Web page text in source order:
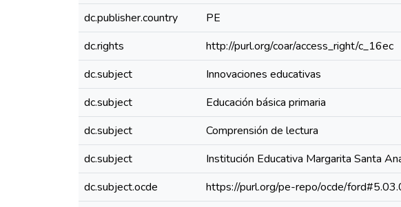
dc.publisher.country
PE
dc.rights
http://purl.org/coar/access_right/c_16ec
dc.subject
Innovaciones educativas
dc.subject
Educación básica primaria
dc.subject
Comprensión de lectura
dc.subject
Institución Educativa Margarita Santa
dc.subject.ocde
https://purl.org/pe-repo/ocde/